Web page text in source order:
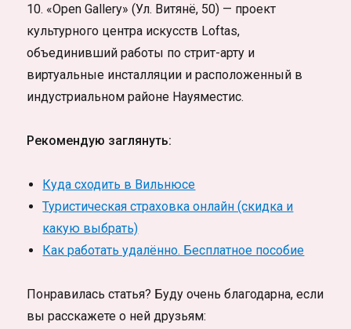
10. «Open Gallery» (Ул. Витянё, 50) — проект
культурного центра искусств Loftas,
объединивший работы по стрит-арту и
виртуальные инсталляции и расположенный в
индустриальном районе Науяместис.
Рекомендую заглянуть:
Куда сходить в Вильнюсе
Туристическая страховка онлайн (скидка и
какую выбрать)
Как работать удалённо. Бесплатное пособие
Понравилась статья? Буду очень благодарна, если
вы расскажете о ней друзьям: